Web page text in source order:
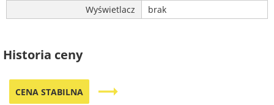
Wyświetlacz
brak
Historia ceny
CENA STABILNA trending_flat